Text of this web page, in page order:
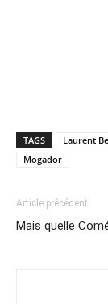
TAGS Laurent
Mogador
Article précédent
Mais quelle